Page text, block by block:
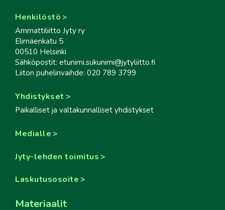
Henkilöstö
Ammattiliitto Jyty ry
Elimäenkatu 5
00510 Helsinki
Sähköpostit: etunimi.sukunimi@jytyliitto.fi
Liiton puhelinvaihde: 020 789 3799
Yhdistykset
Paikalliset ja valtakunnalliset yhdistykset
Medialle
Jyty-lehden toimitus
Laskutusosoite
Materiaalit